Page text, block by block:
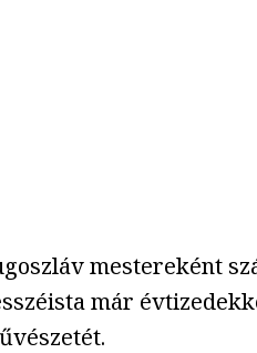
mestereként
már